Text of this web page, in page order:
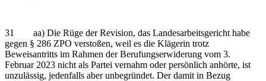
31 aa) Die Rüge der Revision, das Landesarbeitsgericht habe
gegen § 286 ZPO verstoßen, weil es die Klägerin trotz
Beweisantritts im Rahmen der Berufungserwiderung vom 3.
Februar 2023 nicht als Partei vernahm oder persönlich anhörte, ist
unzulässig, jedenfalls aber unbegründet. Der damit in Bezug